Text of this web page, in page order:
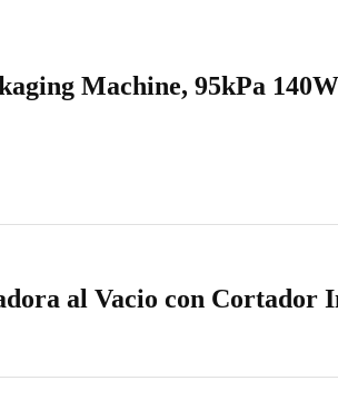
Machine, 95kPa
al Vacio con